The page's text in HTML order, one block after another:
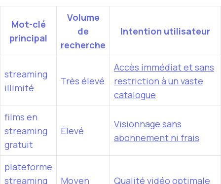
Mot-clé
principal
Volume
de
recherche
Intention utilisateur
streaming
illimité
Très élevé
Accès immédiat et sans
restriction à un vaste
catalogue
films en
streaming
gratuit
Élevé
Visionnage sans
abonnement ni frais
plateforme
streaming
Moyen Qualité vidéo optimale